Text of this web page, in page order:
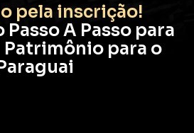
pela inscrição!
A Passo para
Patrimônio para o